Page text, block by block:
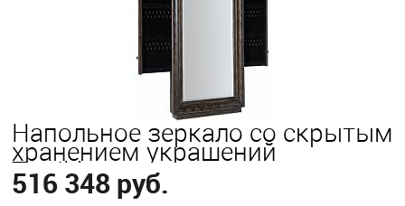
Напольное зеркало со скрытым
хранением украшений
Traditions
516 348 руб.